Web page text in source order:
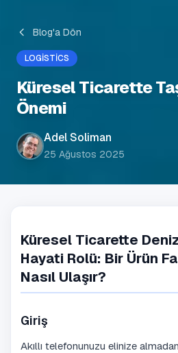
Blog'a Dön
LOGISTICS
Küresel Ticarette
Önemi
Adel Soliman
25 Ağustos 2025
Küresel Ticarette Deniz
Hayati Rolü: Bir Ürün
Nasıl Ulaşır?
Giriş
Akıllı telefonunuzu elinize